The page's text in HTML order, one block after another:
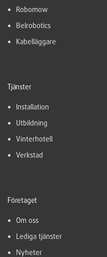
Robomow
Belrobotics
Kabelläggare
Tjänster
Installation
Utbildning
Vinterhotell
Verkstad
Företaget
Om oss
Lediga tjänster
Nyheter